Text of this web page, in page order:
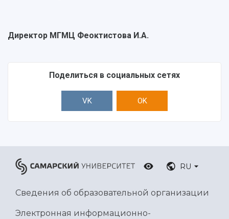
Директор МГМЦ Феоктистова И.А.
Поделиться в социальных сетях
VK OK
RU
Сведения об образовательной организации
Электронная информационно-